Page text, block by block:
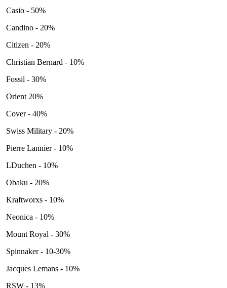
Casio - 50%
Candino - 20%
Citizen - 20%
Christian Bernard - 10%
Fossil - 30%
Orient 20%
Cover - 40%
Swiss Military - 20%
Pierre Lannier - 10%
LDuchen - 10%
Obaku - 20%
Kraftworxs - 10%
Neonica - 10%
Mount Royal - 30%
Spinnaker - 10-30%
Jacques Lemans - 10%
RSW - 13%